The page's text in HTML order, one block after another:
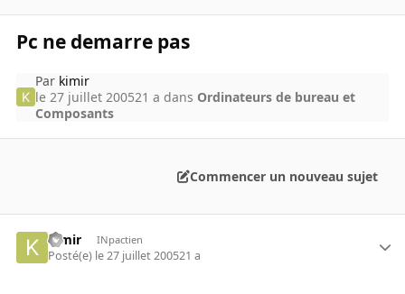
Pc ne demarre pas
Par kimir
le 27 juillet 200521 a dans Ordinateurs de bureau et
Composants
Commencer un nouveau sujet
kimir INpactien
Posté(e) le 27 juillet 200521 a